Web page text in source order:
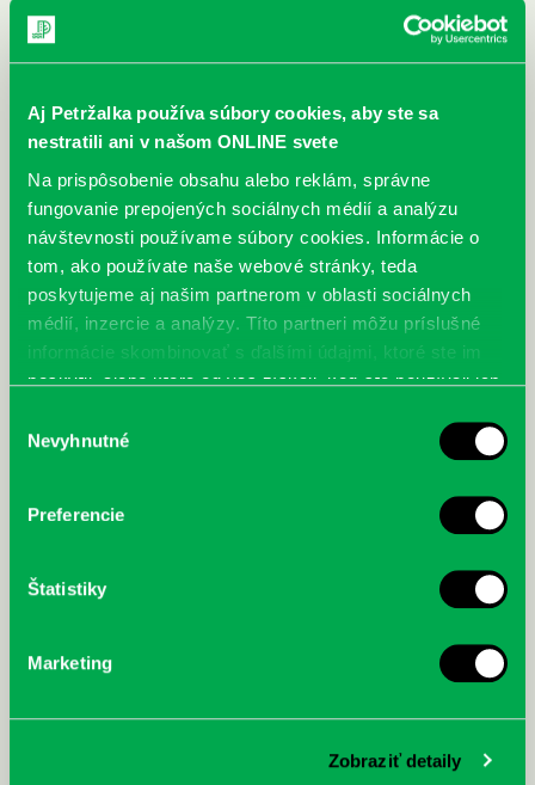
Aj Petržalka používa súbory cookies, aby ste sa
nestratili ani v našom ONLINE svete
Na prispôsobenie obsahu alebo reklám, správne
fungovanie prepojených sociálnych médií a analýzu
návštevnosti používame súbory cookies. Informácie o
tom, ako používate naše webové stránky, teda
poskytujeme aj našim partnerom v oblasti sociálnych
médií, inzercie a analýzy. Títo partneri môžu príslušné
informácie skombinovať s ďalšími údajmi, ktoré ste im
poskytli, alebo ktoré od vás získali, keď ste používali ich
súhlasu
Nevyhnutné
Preferencie
Štatistiky
Marketing
Zobraziť detaily
cyklistu modernej doby: